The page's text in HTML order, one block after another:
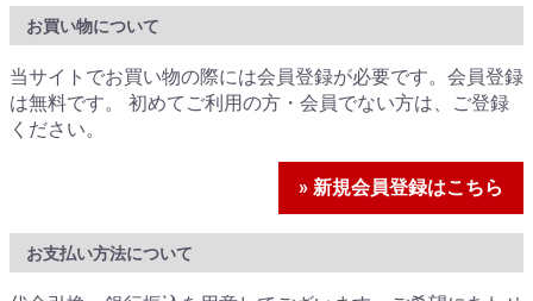
お買い物について
当サイトでお買い物の際には会員登録が必要です。会員登録
は無料です。 初めてご利用の方・会員でない方は、ご登録
ください。
» 新規会員登録はこちら
お支払い方法について